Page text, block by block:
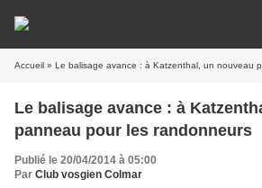
Accueil » Le balisage avance : à Katzenthal, un nouveau
Le balisage avance : à
panneau pour les randonneurs
Publié le 20/04/2014 à 05:00
Par Club vosgien Colmar